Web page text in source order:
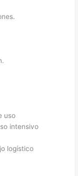
uso
intensivo
logístico